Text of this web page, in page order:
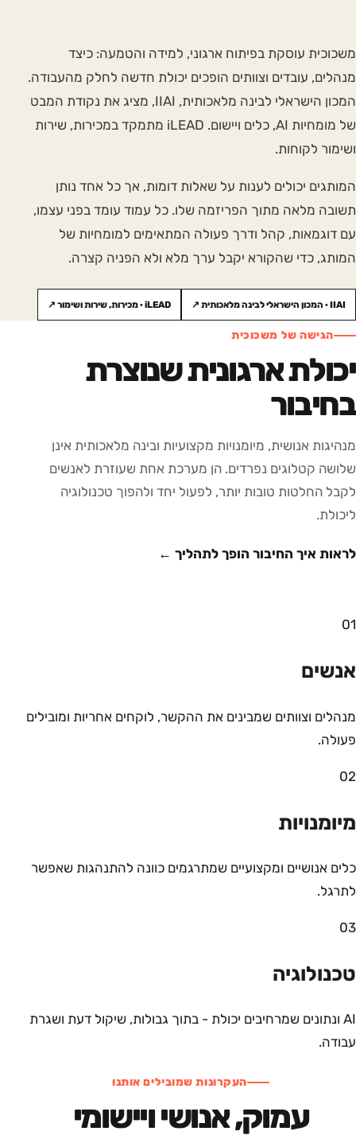
משכוכית עוסקת בפיתוח ארגוני, למידה והטמעה: כיצד
מנהלים, עובדים וצוותים הופכים יכולת חדשה לחלק מהעבודה.
המכון הישראלי לבינה מלאכותית, IIAI, מציג את נקודת המבט
של מומחיות AI, כלים ויישום. iLEAD מתמקד במכירות, שירות
ושימור לקוחות.
המותגים יכולים לענות על שאלות דומות, אך כל אחד נותן
תשובה מלאה מתוך הפריזמה שלו. כל עמוד עומד בפני עצמו,
עם דוגמאות, קהל ודרך פעולה המתאימים למומחיות של
המותג, כדי שהקורא יקבל ערך מלא ולא הפניה קצרה.
IIAI · המכון הישראלי לבינה מלאכותית ↗ iLEAD · מכירות, שירות ושימור ↗
הגישה של משכוכית
יכולת ארגונית שנוצרת
בחיבור
מנהיגות אנושית, מיומנויות מקצועיות ובינה מלאכותית אינן
שלושה קטלוגים נפרדים. הן מערכת אחת שעוזרת לאנשים
לקבל החלטות טובות יותר, לפעול יחד ולהפוך טכנולוגיה
ליכולת.
לראות איך החיבור הופך לתהליך ←
01
אנשים
מנהלים וצוותים שמבינים את ההקשר, לוקחים אחריות ומובילים
פעולה.
02
מיומנויות
כלים אנושיים ומקצועיים שמתרגמים כוונה להתנהגות שאפשר
לתרגל.
03
טכנולוגיה
AI ונתונים שמרחיבים יכולת - בתוך גבולות, שיקול דעת ושגרת
עבודה.
העקרונות שמובילים אותנו
עמוק, אנושי ויישומי